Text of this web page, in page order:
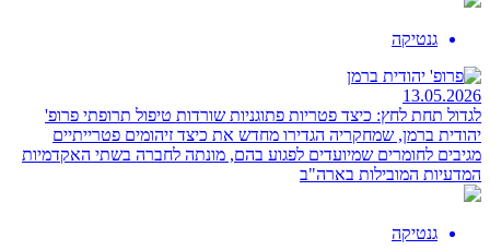
גנטיקה
13.05.2026
לגדול תחת לחץ: כיצד פטריות פתוגניות שורדות טיפול תרופתי פרופ'
יהודית ברמן, שמחקריה הגדירו מחדש את כיצד זיהומים פטרייתיים
מגיבים לחומרים שמיועדים לפגוע בהם, מונתה לחברה בשתי האקדמיות
המדעיות המובילות בארה"ב
גנטיקה